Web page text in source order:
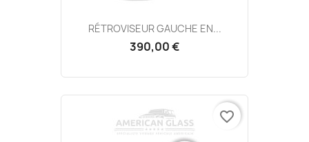
RÉTROVISEUR GAUCHE EN...
390,00 €
favorite_border